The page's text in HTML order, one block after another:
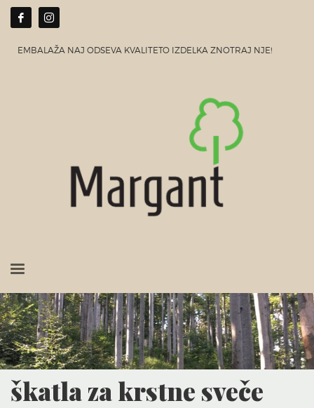
EMBALAŽA NAJ ODSEVA KVALITETO IZDELKA ZNOTRAJ NJE!
škatla za krstne sveče